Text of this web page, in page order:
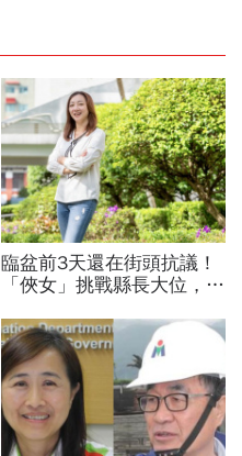
臨盆前3天還在街頭抗議！
「俠女」挑戰縣長大位，陳
留在宜蘭